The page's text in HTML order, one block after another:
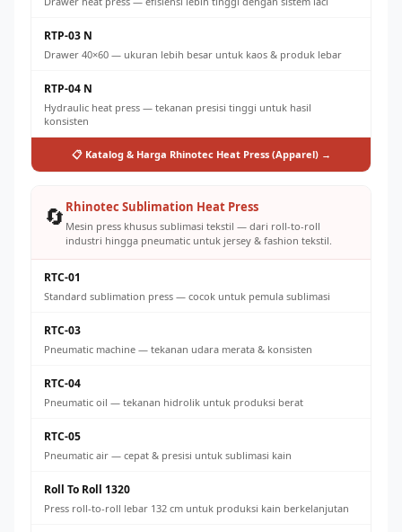
RTP-03 N
Drawer 40×60 — ukuran lebih besar untuk kaos & produk lebar
RTP-04 N
Hydraulic heat press — tekanan presisi tinggi untuk hasil
konsisten
📋 Katalog & Harga Rhinotec Heat Press (Apparel) →
🔄 Rhinotec Sublimation Heat Press
Mesin press khusus sublimasi tekstil — dari roll-to-roll
industri hingga pneumatic untuk jersey & fashion tekstil.
RTC-01
Standard sublimation press — cocok untuk pemula sublimasi
RTC-03
Pneumatic machine — tekanan udara merata & konsisten
RTC-04
Pneumatic oil — tekanan hidrolik untuk produksi berat
RTC-05
Pneumatic air — cepat & presisi untuk sublimasi kain
Roll To Roll 1320
Press roll-to-roll lebar 132 cm untuk produksi kain berkelanjutan